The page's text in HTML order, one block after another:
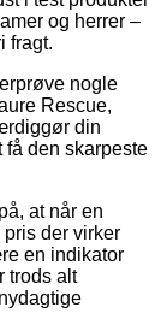
og herrer –
fragt.
nogle
Rescue,
din
få den skarpeste
at når en
der virker
en indikator
trods alt